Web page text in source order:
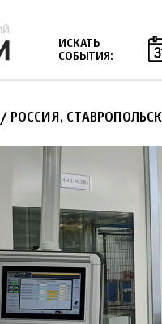
ИСКАТЬ
СОБЫТИЯ:
/ РОССИЯ,